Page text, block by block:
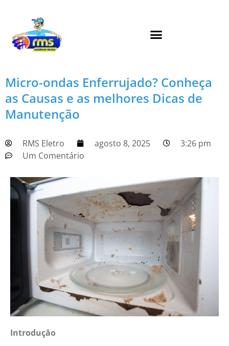
Micro-ondas Enferrujado? Conheça
as Causas e as melhores Dicas de
Manutenção
RMS Eletro agosto 8, 2025
3:26 pm
Um Comentário
Introdução